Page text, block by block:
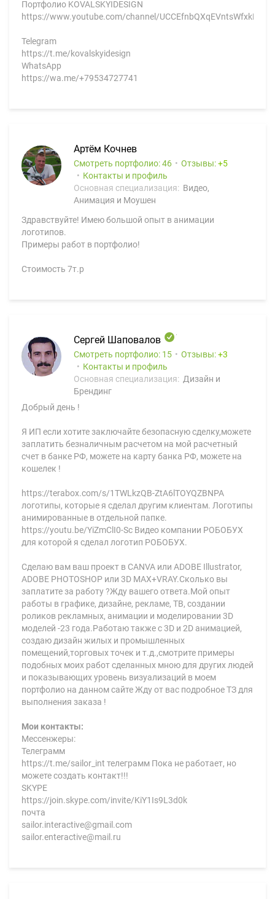
Портфолио KOVALSKYIDESIGN
https://www.youtube.com/channel/
Telegram
https://t.me/kovalskyidesign
WhatsApp
https://wa.me/+79534727741
Артём Кочнев
Смотреть портфолио: 46 Отзывы:
5
Контакты и профиль
Основная специализация: Видео,
Анимация и Моушен
Здравствуйте! Имею большой опыт в анимации
логотипов.
Примеры работ в портфолио!
Стоимость 7т.р
Сергей Шаповалов
Смотреть портфолио: 15 Отзывы:
3
Контакты и профиль
Основная специализация: Дизайн и
Брендинг
Добрый день !
Я ИП если хотите заключайте безопасную сделку,можете
заплатить безналичным расчетом на мой расчетный
счет в банке РФ, можете на карту банка РФ, можете на
кошелек !
https://terabox.com/s/1TWLkzQB-ZtA6lTOYQZBNPA
логотипы, которые я сделал другим клиентам. Логотипы
анимированные в отдельной папке.
https://youtu.be/YiZmClI0-Sc Видео компании РОБОБУХ
для которой я сделал логотип РОБОБУХ.
Сделаю вам ваш проект в CANVA или ADOBE Illustrator,
ADOBE PHOTOSHOP или 3D MAX+VRAY.Сколько вы
заплатите за работу ?Жду вашего ответа.Мой опыт
работы в графике, дизайне, рекламе, ТВ, создании
роликов рекламных, анимации и моделировании 3D
моделей -23 года.Работаю также с 3D и 2D анимацией,
создаю дизайн жилых и промышленных
помещений,торговых точек и т.д.,смотрите примеры
подобных моих работ сделанных мною для других людей
и показывающих уровень визуализаций в моем
портфолио на данном сайте Жду от вас подробное ТЗ для
выполнения заказа !
Мои контакты:
Мессенжеры:
Телеграмм
https://t.me/sailor_int телеграмм Пока не работает, но
можете создать контакт!!!
SKYPE
https://join.skype.com/invite/KiY1Is9L3d0k
почта
sailor.interactive@gmail.com
sailor.enteractive@mail.ru